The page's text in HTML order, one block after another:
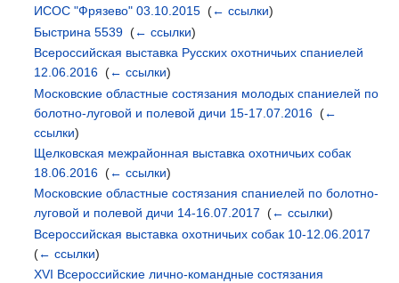
ИСОС "Фрязево" 03.10.2015 ‎(← ссылки)
Быстрина 5539 ‎(← ссылки)
Всероссийская выставка Русских охотничьих спаниелей
12.06.2016 ‎(← ссылки)
Московские областные состязания молодых спаниелей по
болотно-луговой и полевой дичи 15-17.07.2016 ‎(←
ссылки)
Щелковская межрайонная выставка охотничьих собак
18.06.2016 ‎(← ссылки)
Московские областные состязания спаниелей по болотно-
луговой и полевой дичи 14-16.07.2017 ‎(← ссылки)
Всероссийская выставка охотничьих собак 10-12.06.2017
(← ссылки)
XVI Всероссийские лично-командные состязания